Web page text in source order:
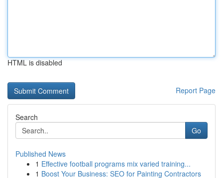
HTML is disabled
Report Page
Search
Go
Published News
1 Effective football programs mix varied training...
1 Boost Your Business: SEO for Painting Contractors